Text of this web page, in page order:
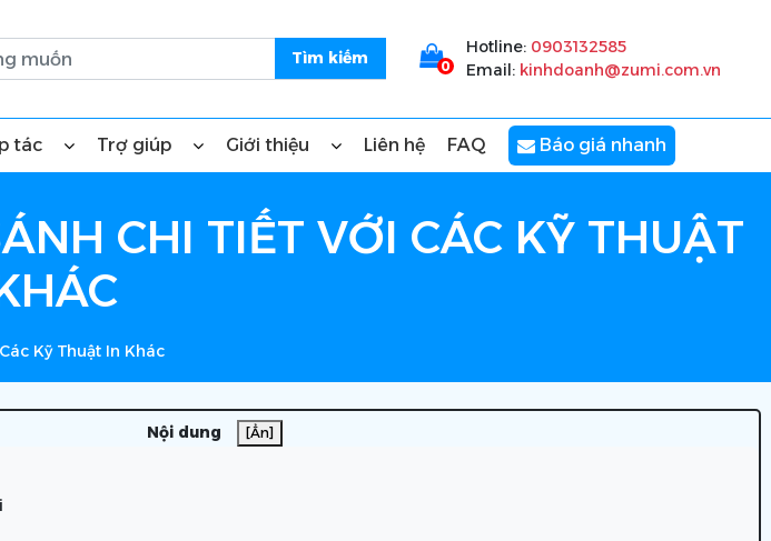
0
Hotline: 0903132585
Email: kinhdoanh@zumi.com.vn
tác Trợ giúp Giới thiệu Liên hệ FAQ Báo giá nhanh
CHI TIẾT VỚI CÁC KỸ THUẬT
Kỹ Thuật In Khác
Nội dung [Ẩn]